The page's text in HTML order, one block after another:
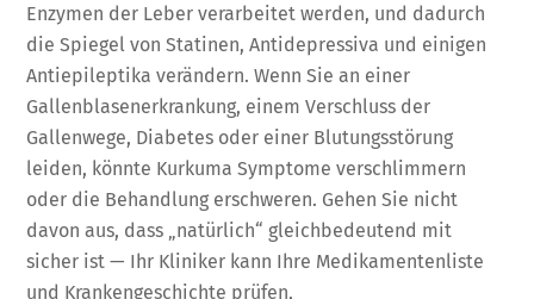
Enzymen der Leber verarbeitet werden, und dadurch
die Spiegel von Statinen, Antidepressiva und einigen
Antiepileptika verändern. Wenn Sie an einer
Gallenblasenerkrankung, einem Verschluss der
Gallenwege, Diabetes oder einer Blutungsstörung
leiden, könnte Kurkuma Symptome verschlimmern
oder die Behandlung erschweren. Gehen Sie nicht
davon aus, dass „natürlich“ gleichbedeutend mit
sicher ist — Ihr Kliniker kann Ihre Medikamentenliste
und Krankengeschichte prüfen,